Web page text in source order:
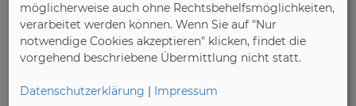
möglicherweise auch ohne Rechtsbehelfsmöglichkeiten,
verarbeitet werden können. Wenn Sie auf "Nur
notwendige Cookies akzeptieren" klicken, findet die
vorgehend beschriebene Übermittlung nicht statt.
Datenschutzerklärung | Impressum